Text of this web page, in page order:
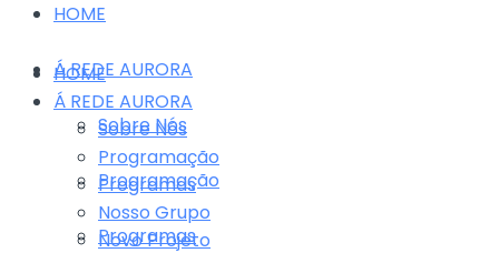
HOME
Á REDE AURORA
Sobre Nós
Programação
Programas
HOME
Á REDE AURORA
Sobre Nós
Programação
Programas
Nosso Grupo
Novo Projeto